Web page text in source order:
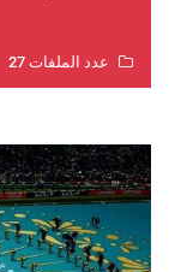
عدد الملفات 27